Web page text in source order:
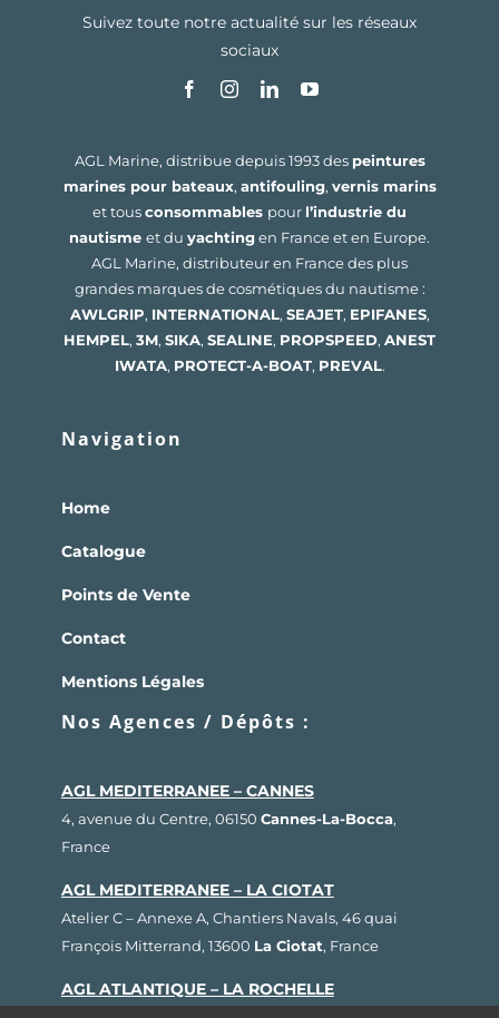
Suivez toute notre actualité sur les réseaux
sociaux
AGL Marine, distribue depuis 1993 des peintures
marines pour bateaux, antifouling, vernis marins
et tousconsommables pour l’industrie du
nautisme et du yachtingen France et en Europe.
AGL Marine, distributeur en France des plus
grandes marques de cosmétiques du nautisme :
AWLGRIP, INTERNATIONAL, SEAJET, EPIFANES,
HEMPEL, 3M, SIKA, SEALINE, PROPSPEED, ANEST
IWATA, PROTECT-A-BOAT, PREVAL.
Navigation
Home
Catalogue
Points de Vente
Contact
Mentions Légales
Nos Agences / Dépôts :
AGL MEDITERRANEE – CANNES
4, avenue du Centre, 06150 Cannes-La-Bocca,
France
AGL MEDITERRANEE – LA CIOTAT
Atelier C – Annexe A, Chantiers Navals, 46 quai
François Mitterrand, 13600 La Ciotat, France
AGL ATLANTIQUE – LA ROCHELLE